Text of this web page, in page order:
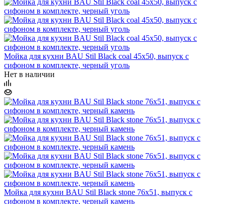
Мойка для кухни BAU Stil Black coal 45х50, выпуск с
сифоном в комплекте, черный уголь
Нет в наличии
Мойка для кухни BAU Stil Black stone 76х51, выпуск с
сифоном в комплекте, черный камень